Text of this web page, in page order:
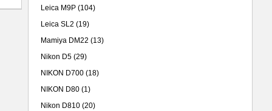
Leica M9P (104)
Leica SL2 (19)
Mamiya DM22 (13)
Nikon D5 (29)
NIKON D700 (18)
NIKON D80 (1)
Nikon D810 (20)